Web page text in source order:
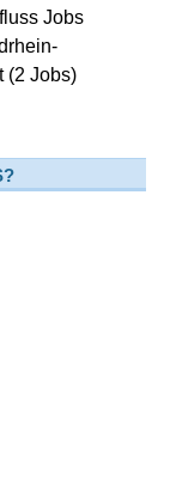
Jobs
(2 Jobs)